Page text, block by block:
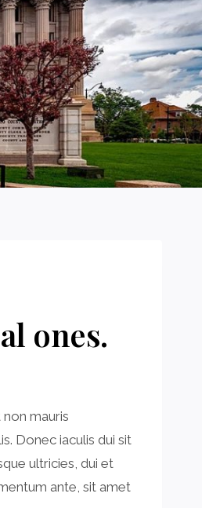
ones.
mauris
Donec iaculis dui sit
ultricies, dui et
ante, sit amet